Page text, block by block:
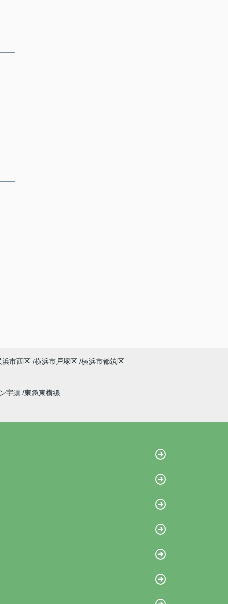
浜市西区 横浜市戸塚区 横浜市都筑区
宇須 東急東横線